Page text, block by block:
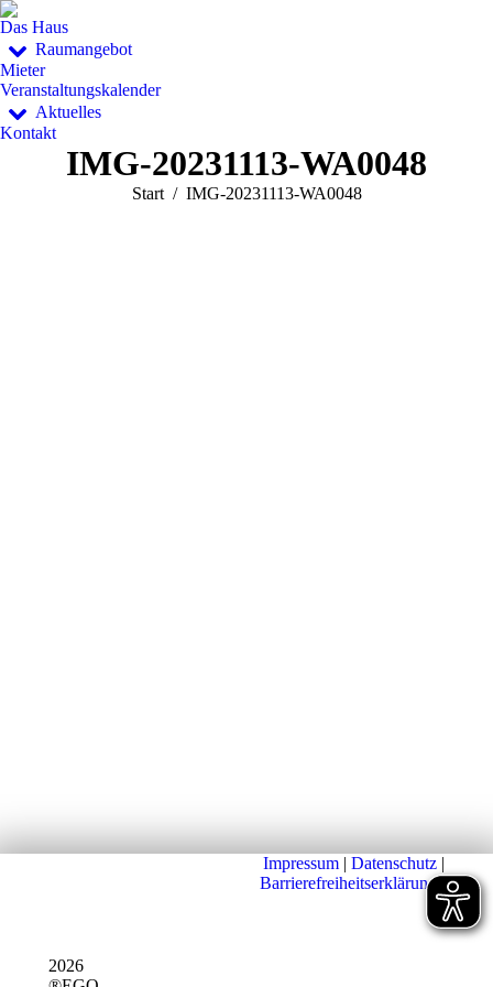
Das Haus
Raumangebot
Mieter
Veranstaltungskalender
Aktuelles
Kontakt
IMG-20231113-WA0048
Sie befinden sich hier:
Start IMG-20231113-WA0048
2026
Impressum | Datenschutz |
Barrierefreiheitserklärung|